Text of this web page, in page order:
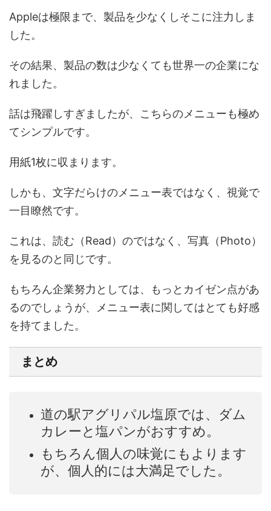
Appleは極限まで、製品を少なくしそこに注力しま
した。
その結果、製品の数は少なくても世界一の企業にな
れました。
話は飛躍しすぎましたが、こちらのメニューも極め
てシンプルです。
用紙1枚に収まります。
しかも、文字だらけのメニュー表ではなく、視覚で
一目瞭然です。
これは、読む（Read）のではなく、写真（Photo）
を見るのと同じです。
もちろん企業努力としては、もっとカイゼン点があ
るのでしょうが、メニュー表に関してはとても好感
を持てました。
まとめ
道の駅アグリパル塩原では、ダム
カレーと塩パンがおすすめ。
もちろん個人の味覚にもよります
が、個人的には大満足でした。